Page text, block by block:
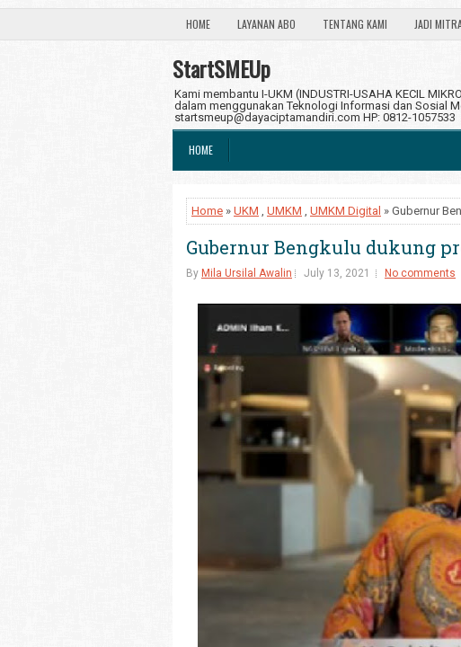
HOME LAYANAN ABO TENTANG KAMI JADI
StartSMEUp
Kami membantu I-UKM (INDUSTRI-USAHA KECIL
dalam menggunakan Teknologi Informasi dan Sosial
startsmeup@dayaciptamandiri.com HP: 0812-1057533
HOME
Home » UKM , UMKM , UMKM Digital » Gubernur
Gubernur Bengkulu dukung
By Mila Ursilal Awalin July 13, 2021 No comments